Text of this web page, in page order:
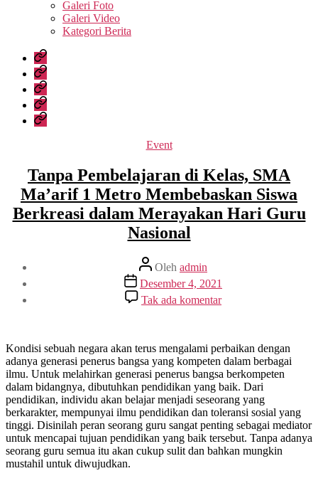
menu
Galeri Foto
Galeri Video
Kategori Berita
Home
Profil
Sekolah
Kesiswaan
Data
Sekolah
Media
Kategori
Event
Tanpa Pembelajaran di Kelas, SMA
Ma’arif 1 Metro Membebaskan Siswa
Berkreasi dalam Merayakan Hari Guru
Nasional
Penulis
artikel
Oleh admin
Tanggal
artikel
Desember 4, 2021
Tak ada komentarpada
Tanpa
Kelas,
SMA
Ma’arif
1
Metro
Membebaskan
Siswa
Berkreasi
dalam
Kondisi sebuah negara akan terus mengalami perbaikan dengan
adanya generasi penerus bangsa yang kompeten dalam berbagai
ilmu. Untuk melahirkan generasi penerus bangsa berkompeten
dalam bidangnya, dibutuhkan pendidikan yang baik. Dari
pendidikan, individu akan belajar menjadi seseorang yang
berkarakter, mempunyai ilmu pendidikan dan toleransi sosial yang
tinggi. Disinilah peran seorang guru sangat penting sebagai mediator
untuk mencapai tujuan pendidikan yang baik tersebut. Tanpa adanya
seorang guru semua itu akan cukup sulit dan bahkan mungkin
mustahil untuk diwujudkan.